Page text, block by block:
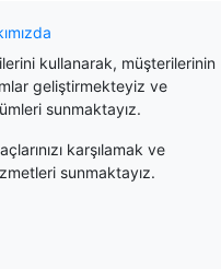
kullanarak, müşterilerinin
geliştirmekteyiz ve
sunmaktayız.
karşılamak ve
sunmaktayız.